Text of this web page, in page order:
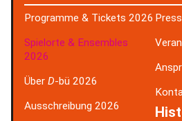
Programme & Tickets 2026
Spielorte & Ensembles
2026
Über D-bü 2026
Ausschreibung 2026